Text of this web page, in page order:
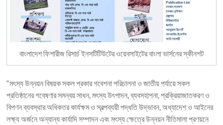
বাংলাদেশ ফিশারীজ রিসার্চ ইনসটিটিউটের ওয়েবসাইটের বাংলা ভার্সনের স্কীনশট
“মৎস্য উন্নয়ন বিষয়ক সকল প্রকার গবেশনা পরিচালনা ও জাতীয় পর্যায়ে সকল
প্রতিষ্ঠানের গবেষণার সমন্বয় সাধন, মৎস্য উৎপাদন, ব্যবসহাপনা, প্রক্রিয়াজাতকরণ ও
বিপণন ব্যবস্থার অধিকতর কার্যক্ষম ও স্বল্পব্যয়ী পদ্ধতি উদ্ভাবন, অধ্যাদেশ ও আইনের
লক্ষ্য অর্জনে অন্যান্য কার্যাদি সম্পাদন এবং মৎস্য ক্ষেত্রে উন্নয়ন নীতিমালা প্রণয়নে